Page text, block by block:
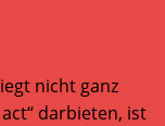
nicht ganz
darbieten, ist